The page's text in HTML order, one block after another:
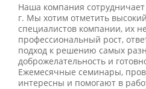
Наша компания
г. Мы хотим отметить
специалистов компании, их
профессиональный рост,
подход к решению самых
доброжелательность и
Ежемесячные семинары,
интересны и помогают в